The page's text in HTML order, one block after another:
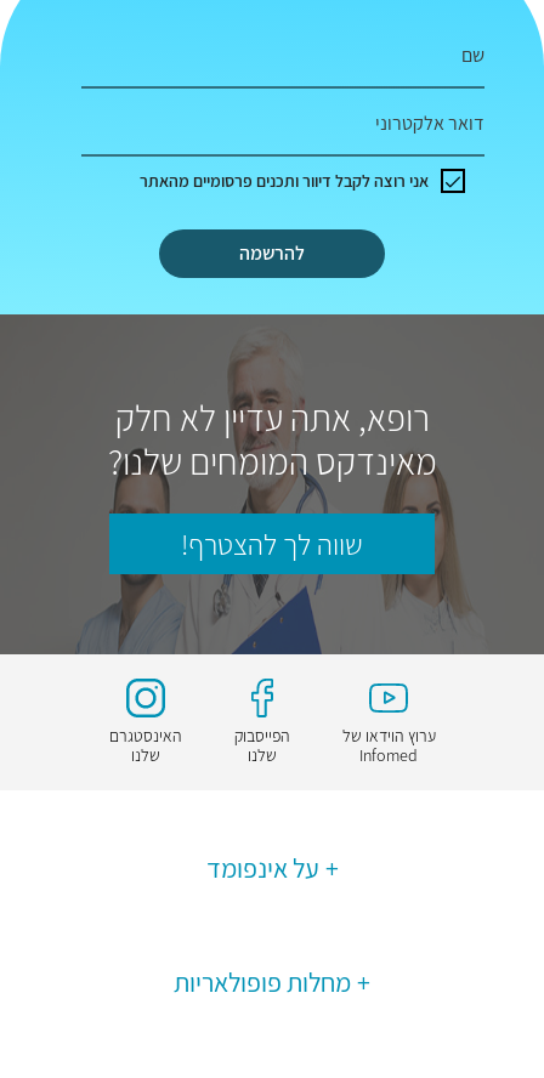
שם
דואר אלקטרוני
להרשמה
אני רוצה לקבל דיוור ותכנים פרסומיים מהאתר
רופא, אתה עדיין לא חלק
מאינדקס המומחים שלנו?
שווה לך להצטרף!
ערוץ הוידאו של
Infomed
הפייסבוק
שלנו
האינסטגרם
שלנו
על אינפומד
מחלות פופולאריות